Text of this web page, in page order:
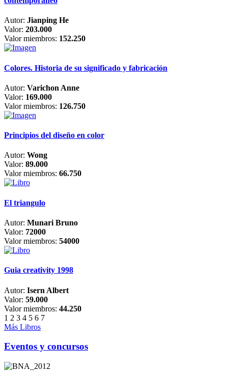
Autor: Jianping He
Valor: 203.000
Valor miembros: 152.250
Colores. Historia de su significado y fabricación
Autor: Varichon Anne
Valor: 169.000
Valor miembros: 126.750
Principios del diseño en color
Autor: Wong
Valor: 89.000
Valor miembros: 66.750
El triangulo
Autor: Munari Bruno
Valor: 72000
Valor miembros: 54000
Guia creativity 1998
Autor: Isern Albert
Valor: 59.000
Valor miembros: 44.250
1 2 3 4 5 6 7
Más Libros
Eventos y concursos